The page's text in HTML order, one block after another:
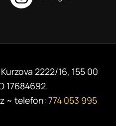
Kurzova 2222/16, 155 00
17684692.
~ telefon: 774 053 995